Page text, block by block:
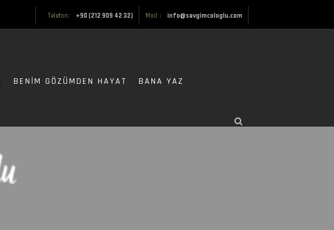
Telefon: +90 (212 909 42 32) Mail : info@sevgimcologlu.com
BENIM GÖZÜMDEN HAYAT
BANA YAZ